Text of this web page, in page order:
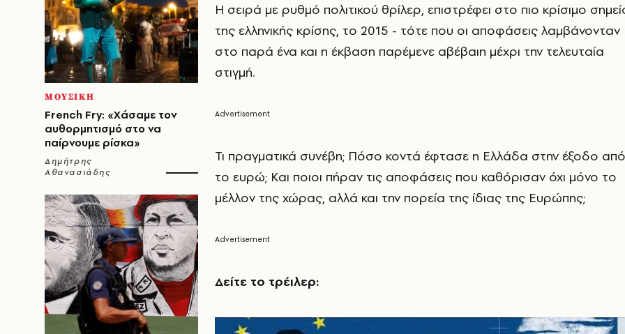
ΜΟΥΣΙΚΗ
French Fry: «Χάσαμε τον
αυθορμητισμό στο να
παίρνουμε ρίσκα»
Δημήτρης
Αθανασιάδης
Η σειρά με ρυθμό πολιτικού θρίλερ, επιστρέφει στο πιο κρίσιμο
της ελληνικής κρίσης, το 2015 - τότε που οι αποφάσεις λαμβάνονταν
στο παρά ένα και η έκβαση παρέμενε αβέβαιη μέχρι την τελευταία
στιγμή.
Τι πραγματικά συνέβη; Πόσο κοντά έφτασε η Ελλάδα στην έξοδο από
το ευρώ; Και ποιοι πήραν τις αποφάσεις που καθόρισαν όχι μόνο το
μέλλον της χώρας, αλλά και την πορεία της ίδιας της Ευρώπης;
Δείτε το τρέιλερ: